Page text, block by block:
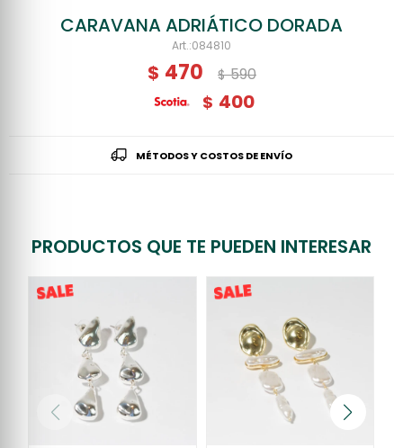
CARAVANA ADRIÁTICO DORADA
084810
$ 470 $ 590
$ 400
MÉTODOS Y COSTOS DE ENVÍO
PRODUCTOS QUE TE PUEDEN INTERESAR